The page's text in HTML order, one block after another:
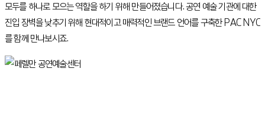
모두를 하나로 모으는 역할을 하기 위해 만들어졌습니다. 공연 예술 기관에 대한
진입 장벽을 낮추기 위해 현대적이고 매력적인 브랜드 언어를 구축한 PAC NYC
를 함께 만나보시죠.